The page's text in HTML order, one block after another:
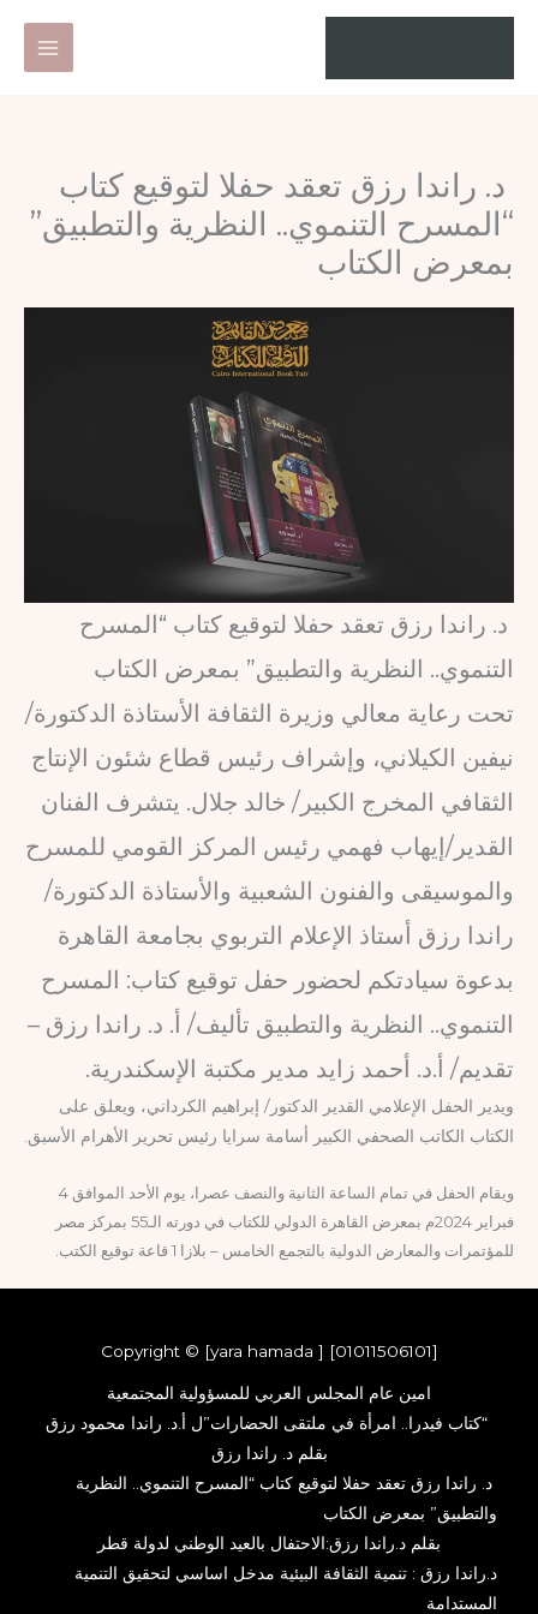
تخطي
د. راندا رزق تعقد حفلا لتوقيع كتاب
“المسرح التنموي.. النظرية والتطبيق”
بمعرض الكتاب
د. راندا رزق تعقد حفلا لتوقيع كتاب “المسرح
التنموي.. النظرية والتطبيق” بمعرض الكتاب
تحت رعاية معالي وزيرة الثقافة الأستاذة الدكتورة/
نيفين الكيلاني، وإشراف رئيس قطاع شئون الإنتاج
الثقافي المخرج الكبير/ خالد جلال. يتشرف الفنان
القدير/إيهاب فهمي رئيس المركز القومي للمسرح
والموسيقى والفنون الشعبية والأستاذة الدكتورة/
راندا رزق أستاذ الإعلام التربوي بجامعة القاهرة
بدعوة سيادتكم لحضور حفل توقيع كتاب: المسرح
التنموي.. النظرية والتطبيق تأليف/ أ. د. راندا رزق –
تقديم/ أ.د. أحمد زايد مدير مكتبة الإسكندرية.
ويدير الحفل الإعلامي القدير الدكتور/ إبراهيم الكرداني، ويعلق على
الكتاب الكاتب الصحفي الكبير أسامة سرايا رئيس تحرير الأهرام الأسبق.
ويقام الحفل في تمام الساعة الثانية والنصف عصرا، يوم الأحد الموافق 4
فبراير 2024م بمعرض القاهرة الدولي للكتاب في دورته الـ55 بمركز مصر
للمؤتمرات والمعارض الدولية بالتجمع الخامس – بلازا 1 قاعة توقيع الكتب.
Copyright © [yara hamada ] [01011506101]
امين عام المجلس العربي للمسؤولية المجتمعية
“كتاب فيدرا.. امرأة في ملتقى الحضارات”ل أ.د. راندا محمود رزق
بقلم د. راندا رزق
د. راندا رزق تعقد حفلا لتوقيع كتاب “المسرح التنموي.. النظرية
والتطبيق” بمعرض الكتاب
بقلم د.راندا رزق:الاحتفال بالعيد الوطني لدولة قطر
د.راندا رزق : تنمية الثقافة البيئية مدخل اساسي لتحقيق التنمية
المستدامة